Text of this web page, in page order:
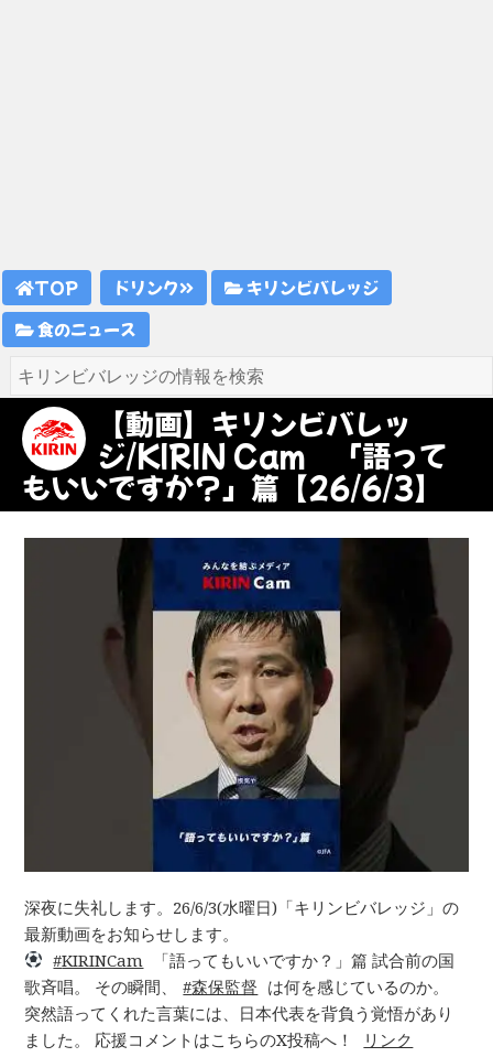
TOP ドリンク
キリンビバレッジ
食のニュース
【動画】キリンビバレッ
ジ/KIRIN Cam 「語って
もいいですか？」篇【26/6/3】
深夜に失礼します。26/6/3(水曜日)「キリンビバレッジ」の
最新動画をお知らせします。
KIRINCam
「語ってもいいですか？」篇 試合前の国
歌斉唱。 その瞬間、
森保監督 は何を感じているのか。
突然語ってくれた言葉には、日本代表を背負う覚悟があり
ました。 応援コメントはこちらのX投稿へ！
リンク